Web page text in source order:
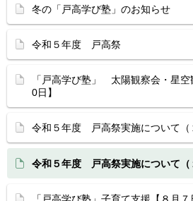
冬の「戸高学び塾」のお知らせ
令和５年度 戸高祭
「戸高学び塾」 太陽観察会・星
0日】
令和５年度 戸高祭実施について（
令和５年度 戸高祭実施について（